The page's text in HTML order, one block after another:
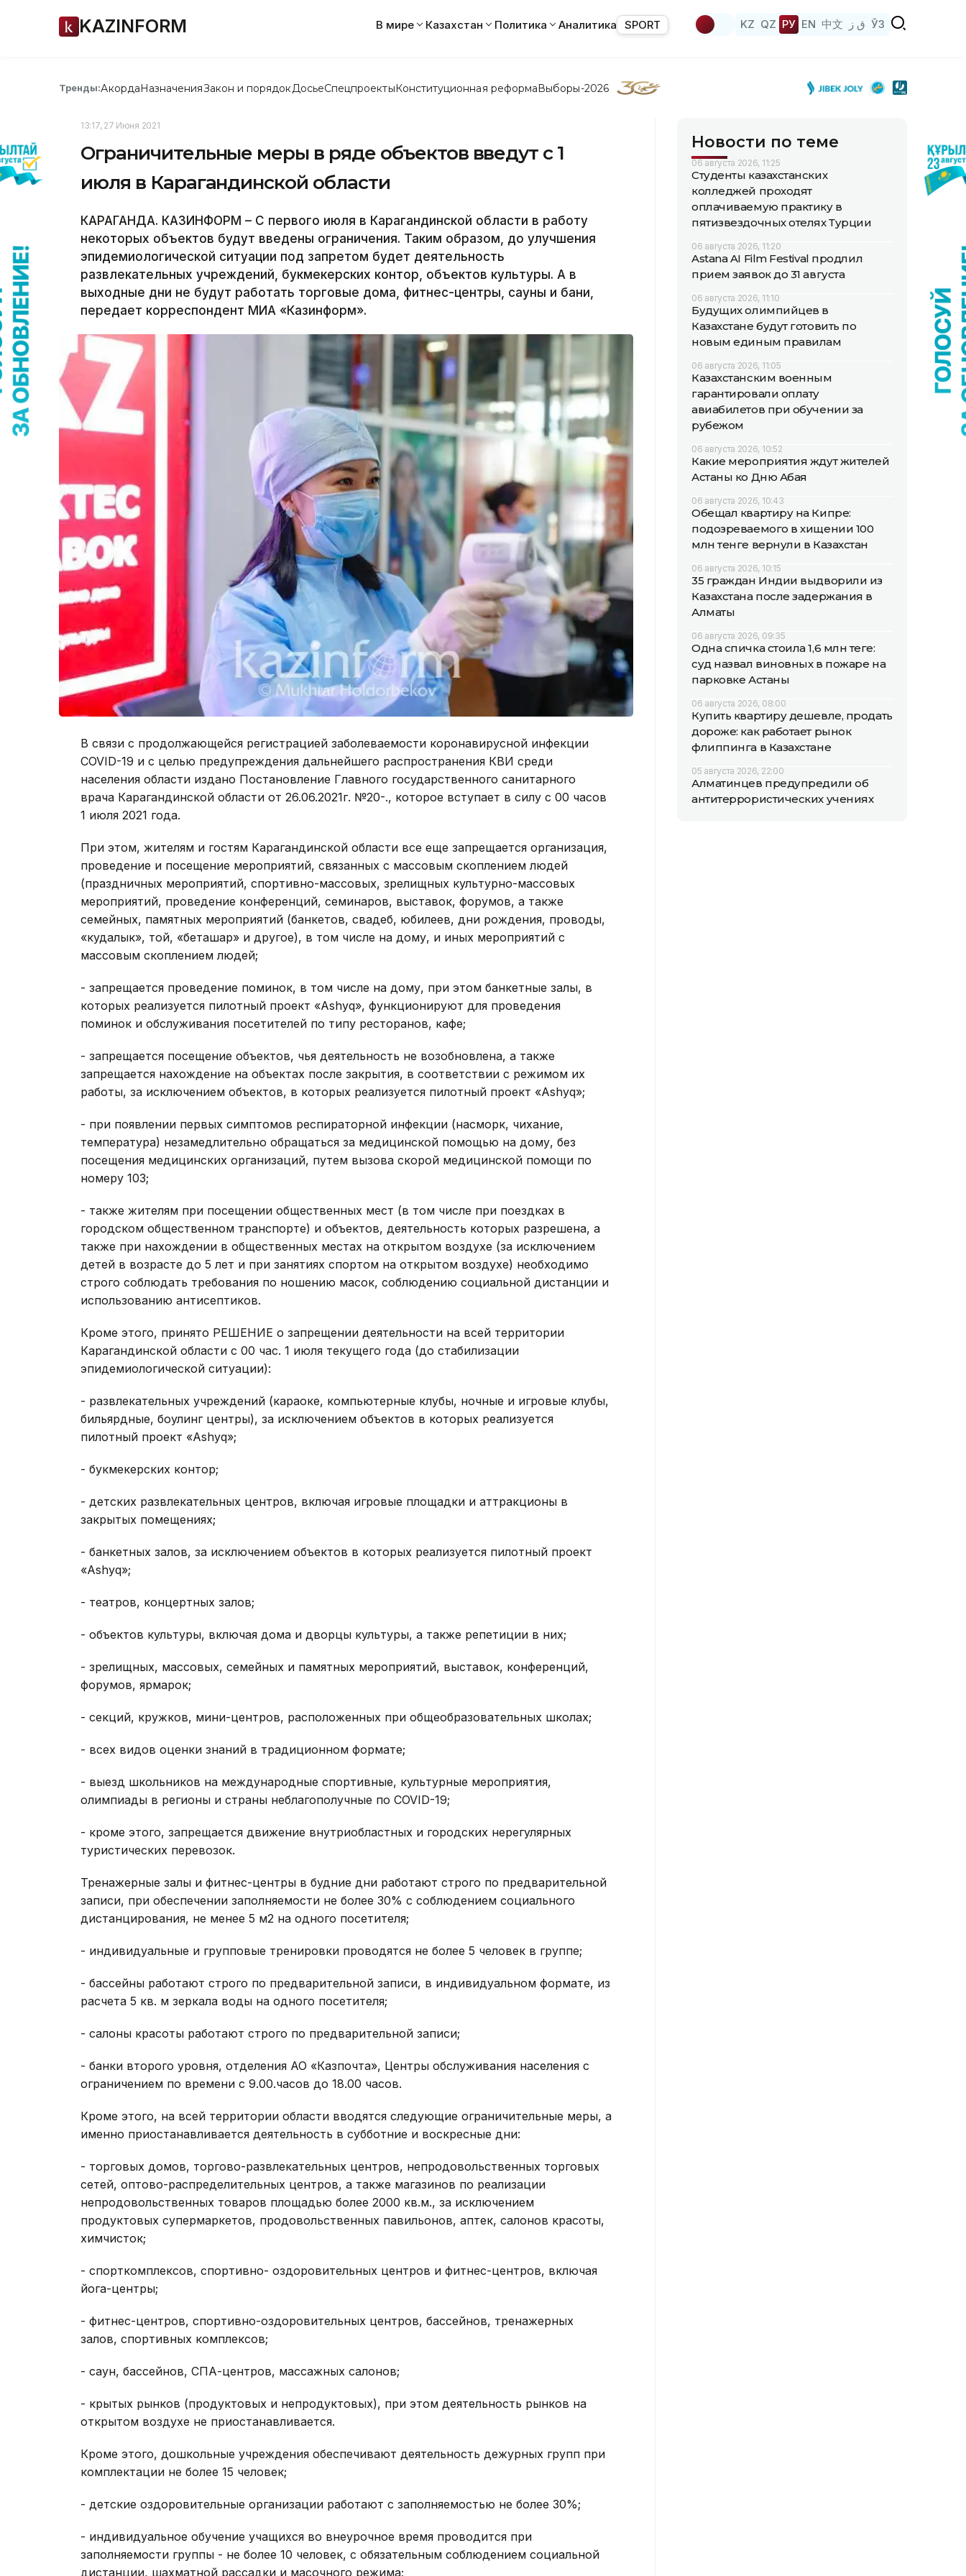
KAZINFORM В мире Казахстан Политика Аналитика SPORT KZ QZ РУ EN 中文 ق ز ЎЗ
Тренды:АкордаНазначенияЗакон и порядок ДосьеСпецпроектыКонституционная реформаВыборы-2026
13:17, 27 Июня 2021
Ограничительные меры в ряде объектов введут с 1
июля в Карагандинской области
КАРАГАНДА. КАЗИНФОРМ – С первого июля в Карагандинской области в работу
некоторых объектов будут введены ограничения. Таким образом, до улучшения
эпидемиологической ситуации под запретом будет деятельность
развлекательных учреждений, букмекерских контор, объектов культуры. А в
выходные дни не будут работать торговые дома, фитнес-центры, сауны и бани,
передает корреспондент МИА «Казинформ».
В связи с продолжающейся регистрацией заболеваемости коронавирусной инфекции
СOVID-19 и с целью предупреждения дальнейшего распространения КВИ среди
населения области издано Постановление Главного государственного санитарного
врача Карагандинской области от 26.06.2021г. №20-Қ., которое вступает в силу с 00 часов
1 июля 2021 года.
При этом, жителям и гостям Карагандинской области все еще запрещается организация,
проведение и посещение мероприятий, связанных с массовым скоплением людей
(праздничных мероприятий, спортивно-массовых, зрелищных культурно-массовых
мероприятий, проведение конференций, семинаров, выставок, форумов, а также
семейных, памятных мероприятий (банкетов, свадеб, юбилеев, дни рождения, проводы,
«кудалык», той, «беташар» и другое), в том числе на дому, и иных мероприятий с
массовым скоплением людей;
- запрещается проведение поминок, в том числе на дому, при этом банкетные залы, в
которых реализуется пилотный проект «Ashyq», функционируют для проведения
поминок и обслуживания посетителей по типу ресторанов, кафе;
- запрещается посещение объектов, чья деятельность не возобновлена, а также
запрещается нахождение на объектах после закрытия, в соответствии с режимом их
работы, за исключением объектов, в которых реализуется пилотный проект «Ashyq»;
- при появлении первых симптомов респираторной инфекции (насморк, чихание,
температура) незамедлительно обращаться за медицинской помощью на дому, без
посещения медицинских организаций, путем вызова скорой медицинской помощи по
номеру 103;
- также жителям при посещении общественных мест (в том числе при поездках в
городском общественном транспорте) и объектов, деятельность которых разрешена, а
также при нахождении в общественных местах на открытом воздухе (за исключением
детей в возрасте до 5 лет и при занятиях спортом на открытом воздухе) необходимо
строго соблюдать требования по ношению масок, соблюдению социальной дистанции и
использованию антисептиков.
Кроме этого, принято РЕШЕНИЕ о запрещении деятельности на всей территории
Карагандинской области с 00 час. 1 июля текущего года (до стабилизации
эпидемиологической ситуации):
- развлекательных учреждений (караоке, компьютерные клубы, ночные и игровые клубы,
бильярдные, боулинг центры), за исключением объектов в которых реализуется
пилотный проект «Ashyq»;
- букмекерских контор;
- детских развлекательных центров, включая игровые площадки и аттракционы в
закрытых помещениях;
- банкетных залов, за исключением объектов в которых реализуется пилотный проект
«Ashyq»;
- театров, концертных залов;
- объектов культуры, включая дома и дворцы культуры, а также репетиции в них;
- зрелищных, массовых, семейных и памятных мероприятий, выставок, конференций,
форумов, ярмарок;
- секций, кружков, мини-центров, расположенных при общеобразовательных школах;
- всех видов оценки знаний в традиционном формате;
- выезд школьников на международные спортивные, культурные мероприятия,
олимпиады в регионы и страны неблагополучные по СOVID-19;
- кроме этого, запрещается движение внутриобластных и городских нерегулярных
туристических перевозок.
Тренажерные залы и фитнес-центры в будние дни работают строго по предварительной
записи, при обеспечении заполняемости не более 30% с соблюдением социального
дистанцирования, не менее 5 м2 на одного посетителя;
- индивидуальные и групповые тренировки проводятся не более 5 человек в группе;
- бассейны работают строго по предварительной записи, в индивидуальном формате, из
расчета 5 кв. м зеркала воды на одного посетителя;
- салоны красоты работают строго по предварительной записи;
- банки второго уровня, отделения АО «Казпочта», Центры обслуживания населения с
ограничением по времени с 9.00.часов до 18.00 часов.
Кроме этого, на всей территории области вводятся следующие ограничительные меры, а
именно приостанавливается деятельность в субботние и воскресные дни:
- торговых домов, торгово-развлекательных центров, непродовольственных торговых
сетей, оптово-распределительных центров, а также магазинов по реализации
непродовольственных товаров площадью более 2000 кв.м., за исключением
продуктовых супермаркетов, продовольственных павильонов, аптек, салонов красоты,
химчисток;
- спорткомплексов, спортивно- оздоровительных центров и фитнес-центров, включая
йога-центры;
- фитнес-центров, спортивно-оздоровительных центров, бассейнов, тренажерных
залов, спортивных комплексов;
- саун, бассейнов, СПА-центров, массажных салонов;
- крытых рынков (продуктовых и непродуктовых), при этом деятельность рынков на
открытом воздухе не приостанавливается.
Кроме этого, дошкольные учреждения обеспечивают деятельность дежурных групп при
комплектации не более 15 человек;
- детские оздоровительные организации работают с заполняемостью не более 30%;
- индивидуальное обучение учащихся во внеурочное время проводится при
заполняемости группы - не более 10 человек, с обязательным соблюдением социальной
дистанции, шахматной рассадки и масочного режима;
Новости по теме
06 августа 2026, 11:25
Студенты казахстанских
колледжей проходят
оплачиваемую практику в
пятизвездочных отелях Турции
06 августа 2026, 11:20
Astana AI Film Festival продлил
прием заявок до 31 августа
06 августа 2026, 11:10
Будущих олимпийцев в
Казахстане будут готовить по
новым единым правилам
06 августа 2026, 11:05
Казахстанским военным
гарантировали оплату
авиабилетов при обучении за
рубежом
06 августа 2026, 10:52
Какие мероприятия ждут жителей
Астаны ко Дню Абая
06 августа 2026, 10:43
Обещал квартиру на Кипре:
подозреваемого в хищении 100
млн тенге вернули в Казахстан
06 августа 2026, 10:15
35 граждан Индии выдворили из
Казахстана после задержания в
Алматы
06 августа 2026, 09:35
Одна спичка стоила 1,6 млн теңге:
суд назвал виновных в пожаре на
парковке Астаны
06 августа 2026, 08:00
Купить квартиру дешевле, продать
дороже: как работает рынок
флиппинга в Казахстане
05 августа 2026, 22:00
Алматинцев предупредили об
антитеррористических учениях